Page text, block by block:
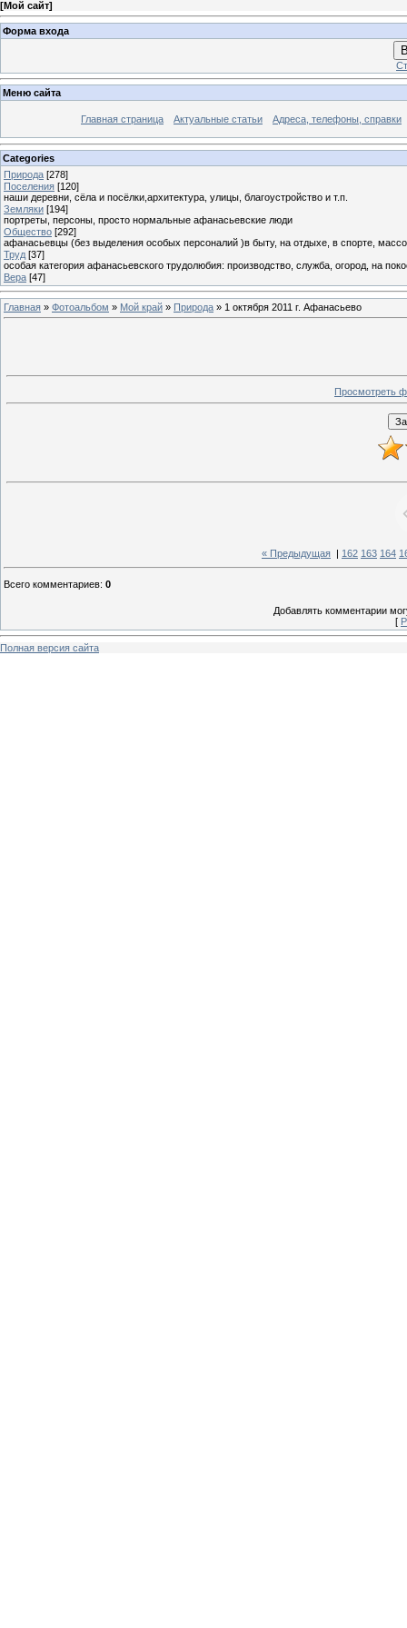
[Мой сайт]
Форма входа
Меню сайта
Главная страница Актуальные статьи Адреса, телефоны, справки
Categories
Природа [278]
Поселения [120]
наши деревни, сёла и посёлки,архитектура, улицы, благоустройство и т.п.
Земляки [194]
портреты, персоны, просто нормальные афанасьевские люди
Общество [292]
афанасьевцы (без выделения особых персоналий )в быту, на отдыхе, в спорте,
Труд [37]
особая категория афанасьевского трудолюбия: производство, служба, огород, на
Вера [47]
Главная » Фотоальбом » Мой край » Природа » 1 октября 2011 г. Афанасьево
Просмотреть
« Предыдущая 162 163 164
Всего комментариев: 0
Добавлять комментарии
[
Полная версия сайта